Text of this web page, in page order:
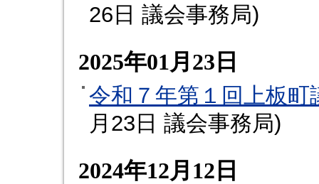
26日 議会事務局)
2025年01月23日
令和７年第１回上板町
月23日 議会事務局)
2024年12月12日